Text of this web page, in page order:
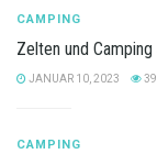
CAMPING
Zelten und
JANUAR 10, 2023
CAMPING